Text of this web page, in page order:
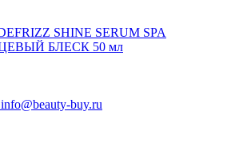
info@beauty-buy.ru